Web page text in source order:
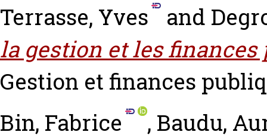
Terrasse, Yves
and
la gestion et les finances
Gestion et finances
Bin, Fabrice
, Baudu,